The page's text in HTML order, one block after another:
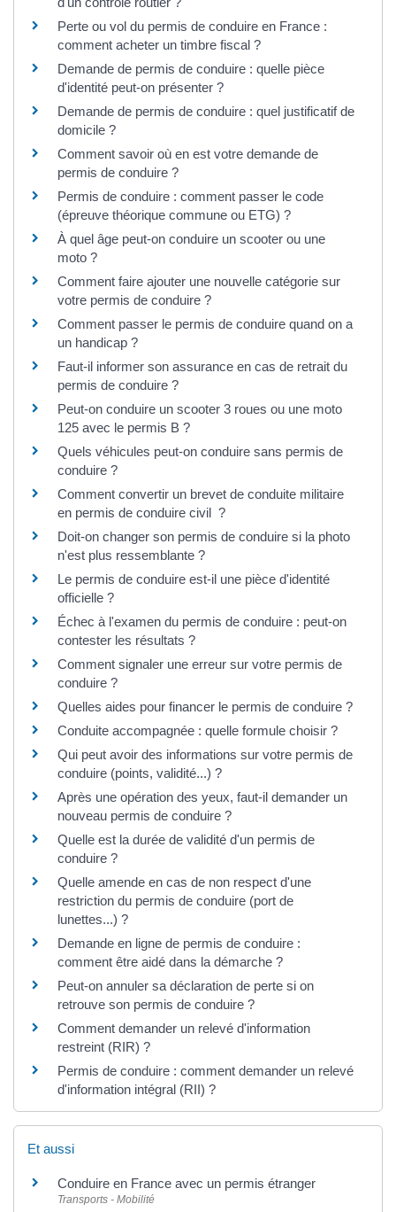
Perte ou vol du permis de conduire en France :
comment acheter un timbre fiscal ?
Demande de permis de conduire : quelle pièce
d'identité peut-on présenter ?
Demande de permis de conduire : quel justificatif de
domicile ?
Comment savoir où en est votre demande de
permis de conduire ?
Permis de conduire : comment passer le code
(épreuve théorique commune ou ETG) ?
À quel âge peut-on conduire un scooter ou une
moto ?
Comment faire ajouter une nouvelle catégorie sur
votre permis de conduire ?
Comment passer le permis de conduire quand on a
un handicap ?
Faut-il informer son assurance en cas de retrait du
permis de conduire ?
Peut-on conduire un scooter 3 roues ou une moto
125 avec le permis B ?
Quels véhicules peut-on conduire sans permis de
conduire ?
Comment convertir un brevet de conduite militaire
en permis de conduire civil ?
Doit-on changer son permis de conduire si la photo
n'est plus ressemblante ?
Le permis de conduire est-il une pièce d'identité
officielle ?
Échec à l'examen du permis de conduire : peut-on
contester les résultats ?
Comment signaler une erreur sur votre permis de
conduire ?
Quelles aides pour financer le permis de conduire ?
Conduite accompagnée : quelle formule choisir ?
Qui peut avoir des informations sur votre permis de
conduire (points, validité...) ?
Après une opération des yeux, faut-il demander un
nouveau permis de conduire ?
Quelle est la durée de validité d'un permis de
conduire ?
Quelle amende en cas de non respect d'une
restriction du permis de conduire (port de
lunettes...) ?
Demande en ligne de permis de conduire :
comment être aidé dans la démarche ?
Peut-on annuler sa déclaration de perte si on
retrouve son permis de conduire ?
Comment demander un relevé d'information
restreint (RIR) ?
Permis de conduire : comment demander un relevé
d'information intégral (RII) ?
Et aussi
Conduire en France avec un permis étranger
Transports - Mobilité